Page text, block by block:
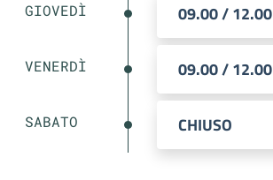
GIOVEDÌ 09.00 / 12.00
VENERDÌ 09.00 / 12.00
SABATO CHIUSO